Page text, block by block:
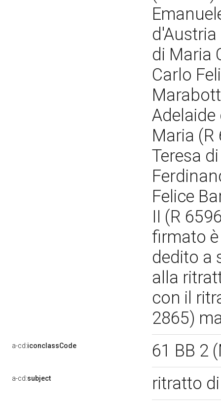
di Maria
Carlo
Adelaide
Maria
Teresa
Felice
II (R
firmato
dedito a
alla
con il
2865)
a-cd:iconclassCode 61 BB 2
a-cd:subject ritratto